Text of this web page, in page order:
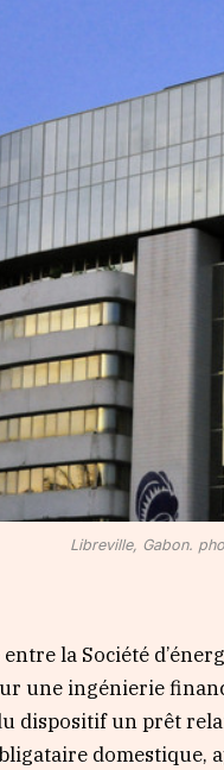
Libreville, Gabon.
la Société
une ingénierie
dispositif un prêt
domestique,